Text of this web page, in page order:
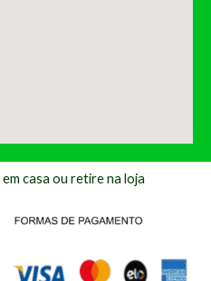
casa ou retire na loja